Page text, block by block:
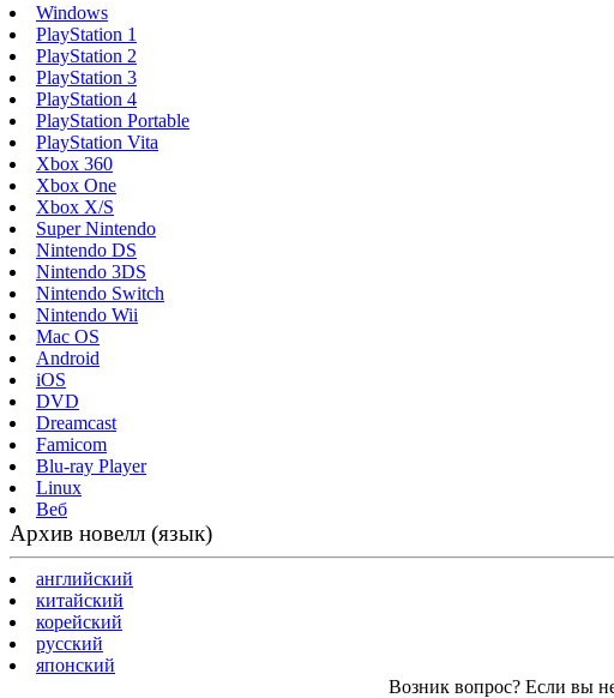
Windows
PlayStation 1
PlayStation 2
PlayStation 3
PlayStation 4
PlayStation Portable
PlayStation Vita
Xbox 360
Xbox One
Xbox X/S
Super Nintendo
Nintendo DS
Nintendo 3DS
Nintendo Switch
Nintendo Wii
Mac OS
Android
iOS
DVD
Dreamcast
Famicom
Blu-ray Player
Linux
Веб
Архив новелл (язык)
английский
китайский
корейский
русский
японский
Возник вопрос? Если вы